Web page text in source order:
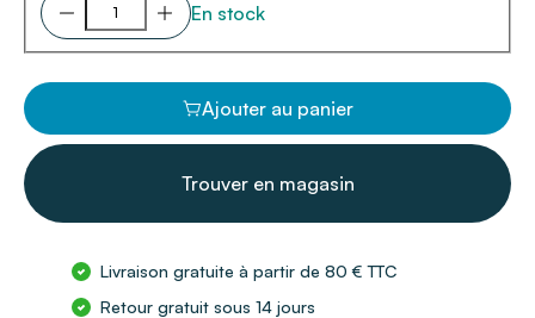
En stock
Ajouter au panier
Trouver en magasin
Livraison gratuite à partir de 80 € TTC
Retour gratuit sous 14 jours